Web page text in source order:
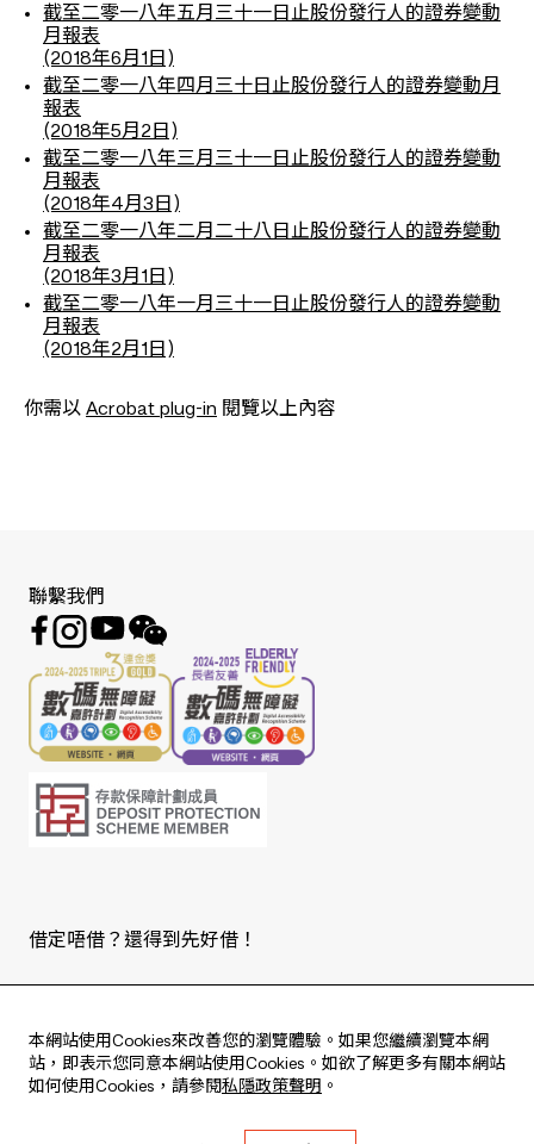
截至二零一八年五月三十一日止股份發行人的證券變動
月報表
(2018年6月1日)
截至二零一八年四月三十日止股份發行人的證券變動月
報表
(2018年5月2日)
截至二零一八年三月三十一日止股份發行人的證券變動
月報表
(2018年4月3日)
截至二零一八年二月二十八日止股份發行人的證券變動
月報表
(2018年3月1日)
截至二零一八年一月三十一日止股份發行人的證券變動
月報表
(2018年2月1日)
你需以 Acrobat plug-in 閱覽以上內容
本網站使用Cookies來改善您的瀏覽體驗。如果您繼續瀏覽本網
站，即表示您同意本網站使用Cookies。如欲了解更多有關本網站
如何使用Cookies，請參閱私隱政策聲明 。
聯繫我們
借定唔借？還得到先好借！
Live every moment